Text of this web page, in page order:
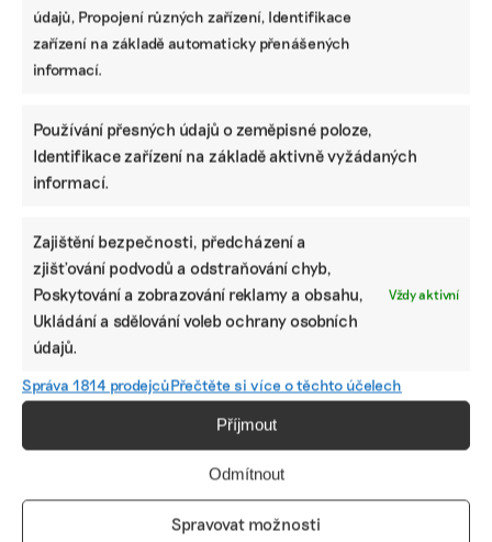
údajů, Propojení různých zařízení, Identifikace
zařízení na základě automaticky přenášených
informací.
Používání přesných údajů o zeměpisné poloze,
Identifikace zařízení na základě aktivně vyžádaných
informací.
Zajištění bezpečnosti, předcházení a
zjišťování podvodů a odstraňování chyb,
Poskytování a zobrazování reklamy a obsahu,
Ukládání a sdělování voleb ochrany osobních
údajů.
Vždy aktivní
Správa 1814 prodejcůPřečtěte si více o těchto účelech
Příjmout
Odmítnout
Spravovat možnosti
Petra Schwarz Koutská | 05. června 2024 | Energetika
Komentáře
Brno ovzduší Recetox topná sezóna
Jak bojovat se zelenou nespokojeností a
pomoci sociálně slabým, aby konec uhlí
nezhoršil jejich situaci
Přechod na zelenou energetiku může zhoršit finanční
situaci nejohroženějších obyvatel a uvrhnout více lidí do
energetické chudoby. Projekt vědců Ostravské univerzity
by měl odpovědět na otázku, jak je před neblahými